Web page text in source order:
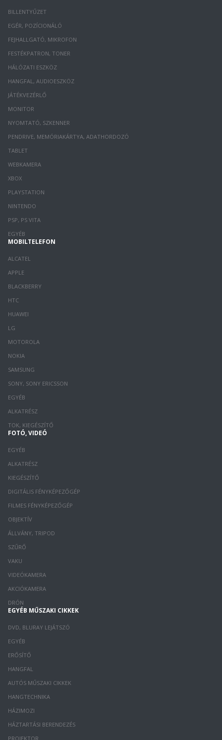
BILLENTYŰZET
EGÉR, POZÍCIONÁLÓ
FEJHALLGATÓ, MIKROFON
FESTÉKPATRON, TONER
HÁLÓZATI ESZKÖZ
HANGFAL, AUDIOESZKÖZ
JÁTÉKVEZÉRLŐ
MONITOR
NYOMTATÓ, SZKENNER
PENDRIVE, MEMÓRIAKÁRTYA, ADATHORDOZÓ
TABLET
WEBKAMERA
XBOX
PLAYSTATION
NINTENDO
PSP, PS VITA
EGYÉB
MOBILTELEFON
ALCATEL
APPLE
BLACKBERRY
HTC
HUAWEI
LG
MOTOROLA
NOKIA
SAMSUNG
SONY, SONY ERICSSON
EGYÉB
ALKATRÉSZ
TOK, KIEGÉSZÍTŐ
FOTÓ, VIDEÓ
EGYÉB
ALKATRÉSZ
KIEGÉSZÍTŐ
DIGITÁLIS FÉNYKÉPEZŐGÉP
FILMES FÉNYKÉPEZŐGÉP
OBJEKTÍV
ÁLLVÁNY, TRIPOD
SZŰRŐ
VAKU
VIDEÓKAMERA
AKCIÓKAMERA
DRÓN
EGYÉB MŰSZAKI CIKKEK
DVD, BLURAY LEJÁTSZÓ
EGYÉB
ERŐSÍTŐ
HANGFAL
AUTÓS MŰSZAKI CIKKEK
HANGTECHNIKA
HÁZIMOZI
HÁZTARTÁSI BERENDEZÉS
PROJEKTOR